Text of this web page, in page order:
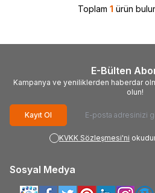
Toplam 1 ürün
E-Bülten
Kampanya ve yeniliklerden haberdar
olun!
Kayıt Ol
KVKK Sözleşmesi'ni
Sosyal Medya